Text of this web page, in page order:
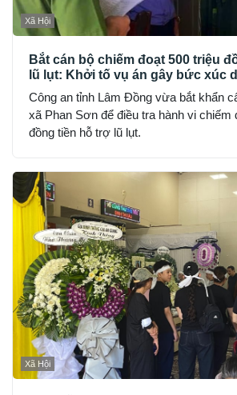
Xã Hội
Bắt cán bộ chiếm đoạt 500 triệu
lũ lụt: Khởi tố vụ án gây bức xúc
Công an tỉnh Lâm Đồng vừa bắt khẩn
xã Phan Sơn để điều tra hành vi chiếm
đồng tiền hỗ trợ lũ lụt.
Xã Hội